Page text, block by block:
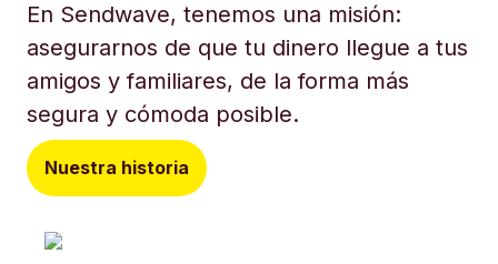
En Sendwave, tenemos una misión:
asegurarnos de que tu dinero llegue a tus
amigos y familiares, de la forma más
segura y cómoda posible.
Nuestra historia